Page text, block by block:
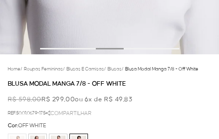
Home/ Roupas Femininas/ Blusas E Camisas/ Blusas/ Blusa Modal Manga 7/8 - Off White
BLUSA MODAL MANGA 7/8 - OFF WHITE
R$ 598,00R$ 299,00ou 6x de R$ 49,83
REF.50.01.0679-175 COMPARTILHAR
Cor:OFF WHITE